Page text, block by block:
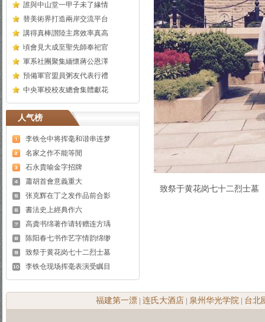
誰與中山堂一甲子未了緣情
替美術界打造兩岸交流平台
講得真棒讃陸主席效率真高
頃會見大成至聖先師奉祀官
軍系社團聚集緬懷蔣公恩澤
預備軍官盟員粥友代表行禮
中央軍校校友總會集體獻花
人气榜
李铁仓中将挥毫和谐串连梦
名家之作不能等閒
石永貴喻金字招牌
蕭胡首會意義重大
张克辉在丁之发作品前合影
書法史上經典作六
高龚书绵著作请转赠连方瑀
陈阳春七书作艺字情韵绵缈
致祭于黄花岗七十二烈士墓
李铁仓现场挥毫表演受瞩目
致祭于黄花岗七十二烈士墓
福建第一漂 连氏大酒店 泉州华光学院 台北